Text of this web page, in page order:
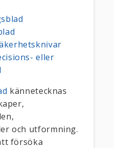
eller
kännetecknas
och utformning.
försöka